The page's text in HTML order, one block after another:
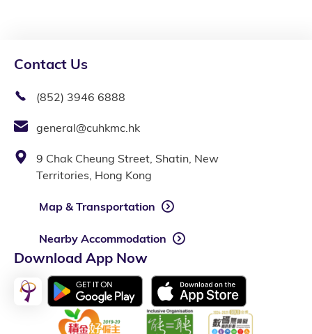
Contact Us
(852) 3946 6888
general@cuhkmc.hk
9 Chak Cheung Street, Shatin, New
Territories, Hong Kong
Map & Transportation
Nearby Accommodation
Download App Now